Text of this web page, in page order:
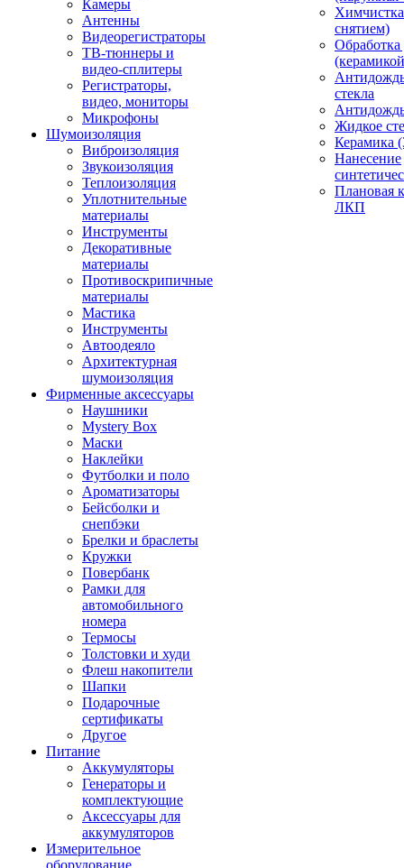
Камеры
Антенны
Видеорегистраторы
ТВ-тюннеры и
видео-сплитеры
Регистраторы,
видео, мониторы
Микрофоны
Шумоизоляция
Виброизоляция
Звукоизоляция
Теплоизоляция
Уплотнительные
материалы
Инструменты
Декоративные
материалы
Противоскрипичные
материалы
Мастика
Инструменты
Автоодеяло
Архитектурная
шумоизоляция
Фирменные аксессуары
Наушники
Mystery Box
Маски
Наклейки
Футболки и поло
Ароматизаторы
Бейсболки и
снепбэки
Брелки и браслеты
Кружки
Повербанк
Рамки для
автомобильного
номера
Термосы
Толстовки и худи
Флеш накопители
Шапки
Подарочные
сертификаты
Другое
Питание
Аккумуляторы
Генераторы и
комплектующие
Аксессуары для
аккумуляторов
Измерительное
оборудование
снятием)
Обработка
стекла
Жидкое
Керамика
Нанесение
Плановая
ЛКП